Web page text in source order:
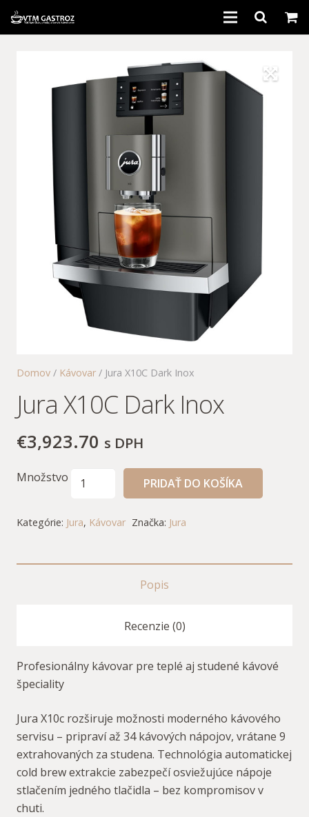
Kávovary
Príslušenstvo
Informácie
Domov / Kávovar / Jura X10C Dark Inox
Jura X10C Dark Inox
€3,923.70 s DPH
Množstvo PRIDAŤ DO KOŠÍKA
Kategórie: Jura, Kávovar Značka: Jura
Popis
Recenzie (0)
Profesionálny kávovar pre teplé aj studené kávové
špeciality
Jura X10c rozširuje možnosti moderného kávového
servisu – pripraví až 34 kávových nápojov, vrátane 9
extrahovaných za studena. Technológia automatickej
cold brew extrakcie zabezpečí osviežujúce nápoje
stlačením jedného tlačidla – bez kompromisov v
chuti.